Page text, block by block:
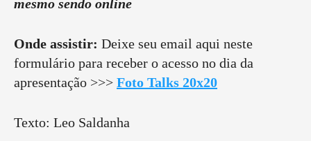
mesmo sendo online
Onde assistir: Deixe seu email aqui neste
formulário para receber o acesso no dia da
apresentação >>> Foto Talks 20x20
Texto: Leo Saldanha